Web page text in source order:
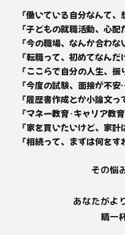
『働いている自分なんて
『子どもの就職活動、心配
『今の職場、なんか合わな
『転職って、初めてなんだ
『ここらで自分の人生、
『今度の試験、面接が不安
『履歴書作成とか小論文
『マネー教育･キャリア教
『家を買いたいけど、家
『相続って、まずは何を
その悩
あなたがよ
精一